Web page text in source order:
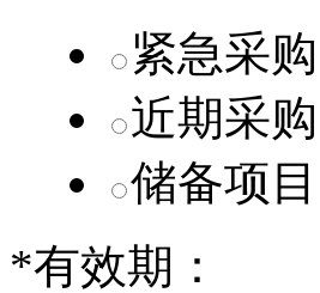
紧急采购
近期采购
储备项目
*有效期：